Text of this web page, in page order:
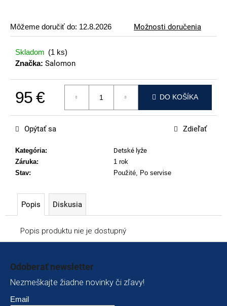
Môžeme doručiť do: 12.8.2026 Možnosti doručenia
Skladom (1 ks)
Značka: Salomon
95 €
Jednotková cena:
DO KOŠÍKA
Kategória:
Detské lyže
Záruka:
1 rok
Stav: Použité, Po servise
Opýtať sa Zdieľať
Popis Diskusia
Popis produktu nie je dostupný
o
r
ú
č
e
VOLKL
RACETIGER
SL
WORLDCUP
369
Odoberať newsletter
Nezmeškajte žiadne novinky či zľavy!
Email